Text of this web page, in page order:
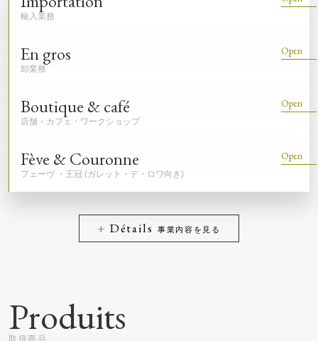
En gros
Boutique & café
Fève & Couronne
Détails 事業内容を見る
Produits